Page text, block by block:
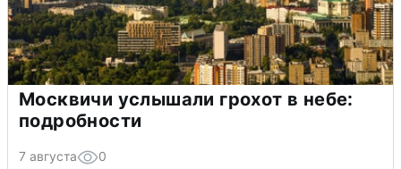
Москвичи услышали грохот в небе:
подробности
7 августа 0